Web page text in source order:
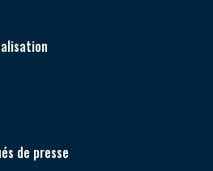
de presse